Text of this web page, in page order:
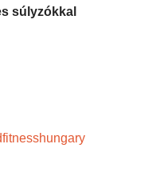
súlyzókkal